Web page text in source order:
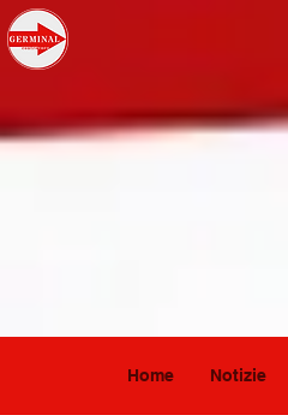
Home Notizie